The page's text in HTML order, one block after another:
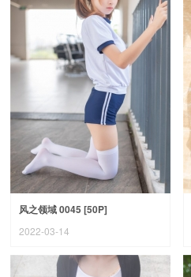
风之领域 0045 [50P]
2022-03-14